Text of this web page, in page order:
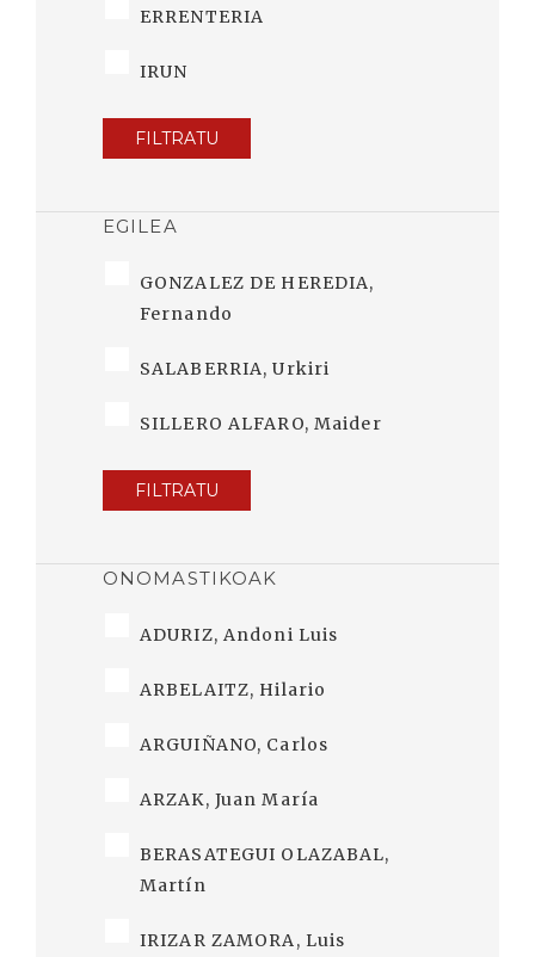
ERRENTERIA
IRUN
FILTRATU
EGILEA
GONZALEZ DE HEREDIA,
Fernando
SALABERRIA, Urkiri
SILLERO ALFARO, Maider
FILTRATU
ONOMASTIKOAK
ADURIZ, Andoni Luis
ARBELAITZ, Hilario
ARGUIÑANO, Carlos
ARZAK, Juan María
BERASATEGUI OLAZABAL,
Martín
IRIZAR ZAMORA, Luis